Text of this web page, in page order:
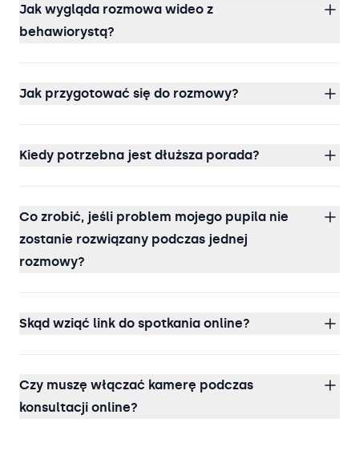
Jak wygląda rozmowa wideo z
behawiorystą?
Jak przygotować się do rozmowy?
Kiedy potrzebna jest dłuższa porada?
Co zrobić, jeśli problem mojego pupila nie
zostanie rozwiązany podczas jednej
rozmowy?
Skąd wziąć link do spotkania online?
Czy muszę włączać kamerę podczas
konsultacji online?